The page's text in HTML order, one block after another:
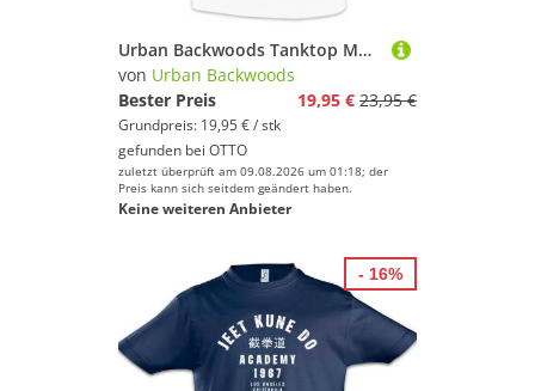
Urban Backwoods Tanktop Muay Thai Fighter Ärmelloses T-Shirt Martial Arts Kämpfer Thaiboxen Thailand Kampfsport Kickboxen Kickboxing
von Urban Backwoods
Bester Preis
19,95 € 23,95 €
Grundpreis: 19,95 € / stk
gefunden bei OTTO
zuletzt überprüft am 09.08.2026 um 01:18; der
Preis kann sich seitdem geändert haben.
Keine weiteren Anbieter
- 16%